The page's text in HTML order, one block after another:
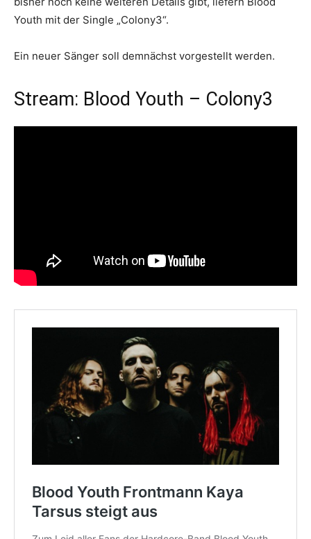
Youth mit der Single „Colony3“.
Ein neuer Sänger soll demnächst vorgestellt werden.
Stream: Blood Youth – Colony3